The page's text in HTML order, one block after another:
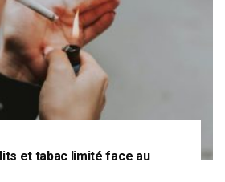
et tabac limité face au